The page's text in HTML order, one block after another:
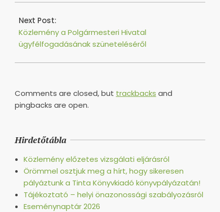
Next Post:
Közlemény a Polgármesteri Hivatal
ügyfélfogadásának szüneteléséről
Comments are closed, but trackbacks and
pingbacks are open.
Hirdetőtábla
Közlemény előzetes vizsgálati eljárásról
Örömmel osztjuk meg a hírt, hogy sikeresen
pályáztunk a Tinta Könyvkiadó könyvpályázatán!
Tájékoztató – helyi önazonossági szabályozásról
Eseménynaptár 2026